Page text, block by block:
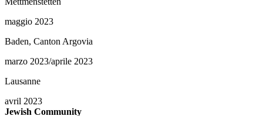
maggio 2023
Baden, Canton Argovia
marzo 2023/aprile 2023
Lausanne
avril 2023
Jewish Community